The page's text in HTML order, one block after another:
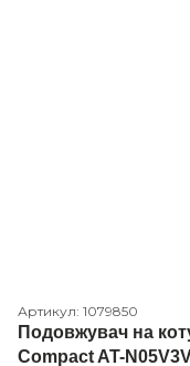
Артикул: 1079850
Подовжувач на
Compact AT-